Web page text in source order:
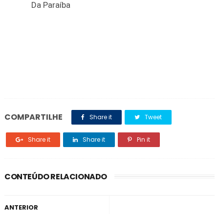
Da Paraíba
COMPARTILHE Share it Tweet
Share it Share it Pin it
CONTEÚDO RELACIONADO
ANTERIOR